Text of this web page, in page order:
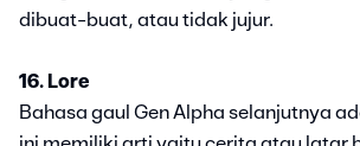
dibuat-buat, atau tidak jujur.
16. Lore
Bahasa gaul Gen Alpha selanjutnya